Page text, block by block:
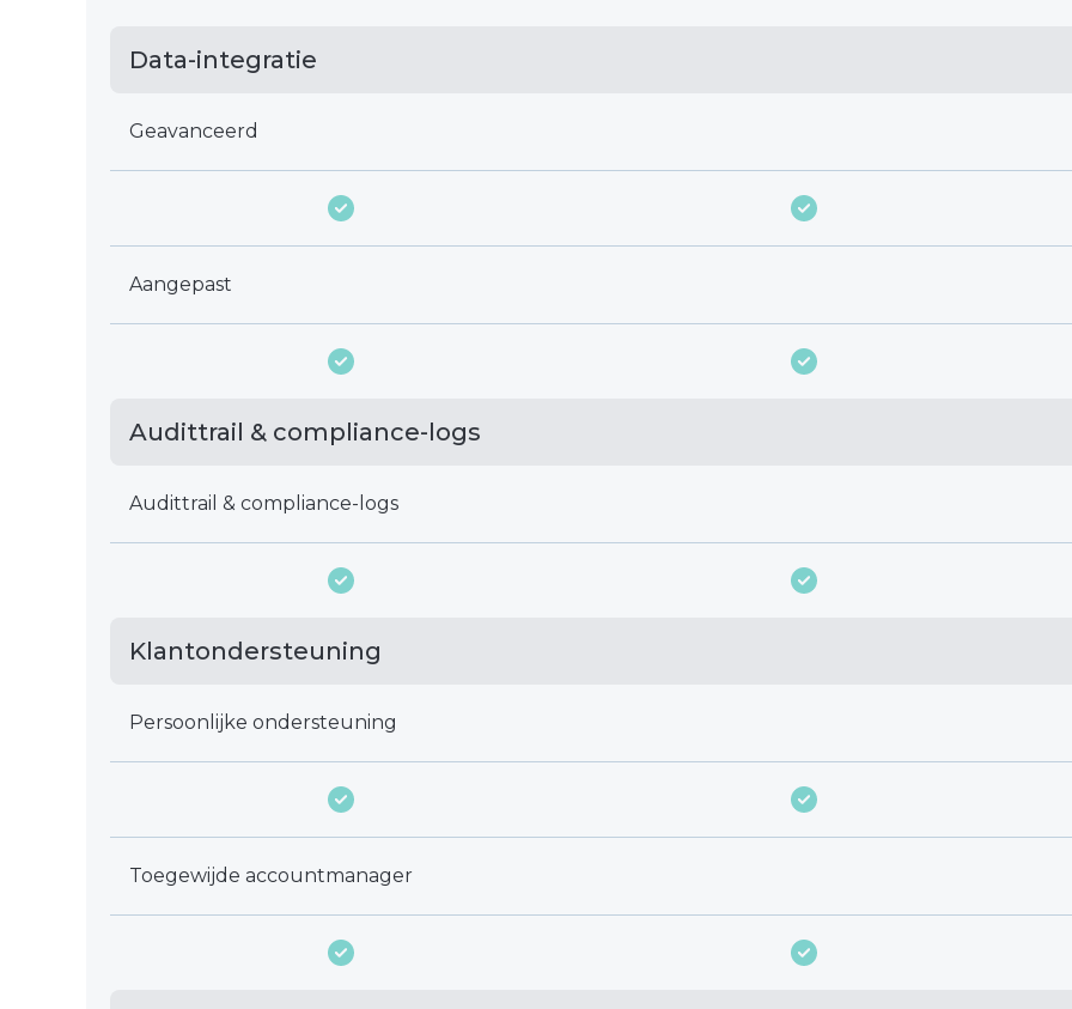
Data-integratie
Geavanceerd
Aangepast
Audittrail & compliance-logs
Audittrail & compliance-logs
Klantondersteuning
Persoonlijke ondersteuning
Toegewijde accountmanager